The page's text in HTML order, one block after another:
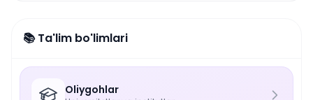
📚 Ta'lim bo'limlari
Oliygohlar